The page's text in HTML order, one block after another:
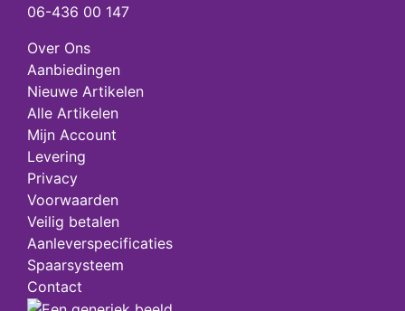
06-436 00 147
Over Ons
Aanbiedingen
Nieuwe Artikelen
Alle Artikelen
Mijn Account
Levering
Privacy
Voorwaarden
Veilig betalen
Aanleverspecificaties
Spaarsysteem
Contact